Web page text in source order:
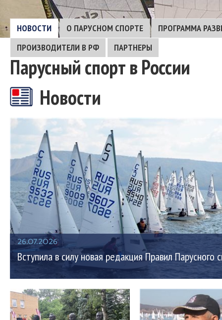
НОВОСТИ О ПАРУСНОМ СПОРТЕ
ПРОГРАММА
ПРОИЗВОДИТЕЛИ В РФ
ПАРТНЕРЫ
Парусный спорт в России
Новости
26.07.2026
Вступила в силу новая редакция Правил Парусного